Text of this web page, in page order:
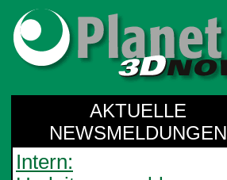
AKTUELLE
NEWSMELDUNGEN
Intern: